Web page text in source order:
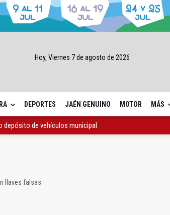
Hoy, Viernes 7 de agosto de 2026
DEPORTES JAÉN GENUINO MOTOR MÁS
803 plazas ocupadas desde junio
llaves falsas